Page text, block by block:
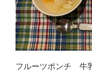
フルーツポンチ 牛